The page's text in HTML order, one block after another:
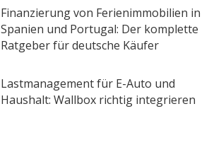
Finanzierung von Ferienimmobilien in
Spanien und Portugal: Der komplette
Ratgeber für deutsche Käufer
Lastmanagement für E-Auto und
Haushalt: Wallbox richtig integrieren